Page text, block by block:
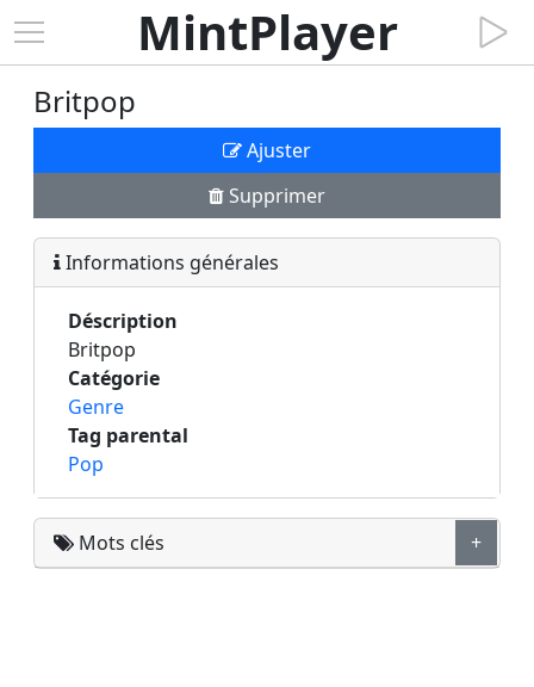
MintPlayer
Britpop
Ajuster
Supprimer
Informations générales
Déscription
Britpop
Catégorie
Genre
Tag parental
Pop
Mots clés +